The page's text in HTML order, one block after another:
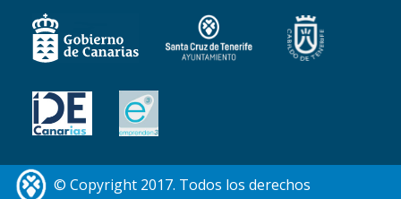
© Copyright 2017. Todos los derechos